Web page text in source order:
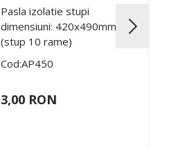
Pasla izolatie stupi
dimensiuni: 420x490mm
(stup 10 rame)
Cod:AP450
3,00 RON